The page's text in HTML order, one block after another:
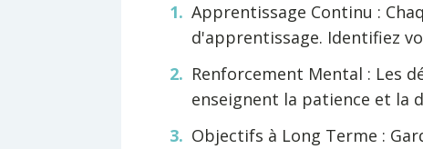
Apprentissage Continu :
d'apprentissage. Identifiez
Renforcement Mental : Les
enseignent la patience et la
Objectifs à Long Terme :